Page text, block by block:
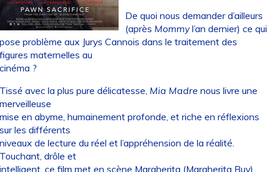
De quoi nous demander d’ailleurs
(après Mommyl’an dernier) ce qui
problème aux Jurys Cannois dans le traitement des
maternelles au
?
avec la plus pure délicatesse, Mia Madre nous livre une
en abyme, humainement profonde, et riche en réflexions
les différents
de lecture du réel et l’appréhension de la réalité.
drôle et
ce film met en scène Margherita (Margherita Buy),